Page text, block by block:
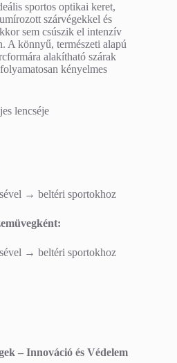
sportos optikai keret,
szárvégekkel és
sem csúszik el intenzív
A könnyű, természeti alapú
alakítható szárak
kényelmes
lencséje
→ beltéri sportokhoz
→ beltéri sportokhoz
– Innováció és Védelem